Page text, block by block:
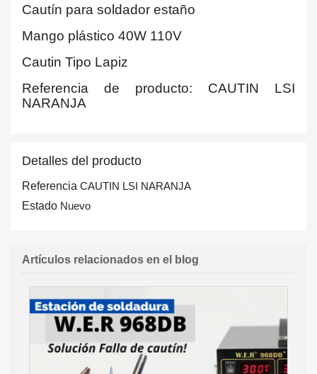
Cautín para soldador estaño
Mango plástico 40W 110V
Cautin Tipo Lapiz
Referencia de producto: CAUTIN LSI
NARANJA
Detalles del producto
Referencia CAUTIN LSI NARANJA
Estado Nuevo
Artículos relacionados en el blog